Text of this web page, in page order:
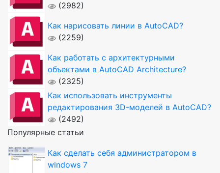
(2982)
Как нарисовать линии в AutoCAD?
(2259)
Как работать с архитектурными
объектами в AutoCAD Architecture?
(2325)
Как использовать инструменты
редактирования 3D-моделей в AutoCAD?
(2492)
Популярные статьи
Как сделать себя администратором в
windows 7